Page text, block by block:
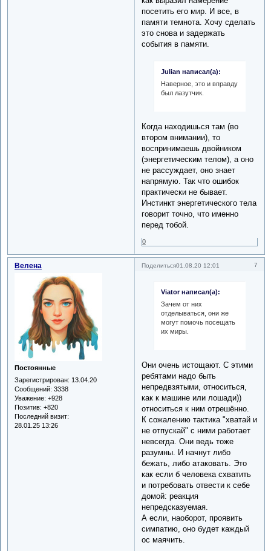
посетить его мир. И все, в
памяти темнота. Хочу сделать
это снова и задержать
события в памяти.
Julian написал(а):
Наверное, это и вправду
был лазутчик.
Когда находишься там (во
втором внимании), то
воспринимаешь двойником
(энергетическим телом), а оно
не рассуждает, оно знает
напрямую. Так что ошибок
практически не бывает.
Инстинкт энергетического тела
говорит точно, что именно
перед тобой.
0
Поделиться 7
01.08.20 12:01
Велена
Постоянные
Зарегистрирован: 13.04.20
Сообщений: 3338
Уважение: +928
Позитив: +820
Последний визит:
28.01.25 13:26
Viator написал(а):
Зачем от них
отделываться, они же
могут помочь посещать
их миры.
Они очень истощают. С этими
ребятами надо быть
непредвзятыми, относиться,
как к машине или лошади))
относиться к ним отрешённо.
К сожалению тактика "хватай и
не отпускай" с ними работает
невсегда. Они ведь тоже
разумны. И начнут либо
бежать, либо атаковать. Это
как если б человека схватить
и потребовать отвести к себе
домой: реакция
непредсказуемая.
А если, наоборот, проявить
симпатию, оно будет каждый
ос маячить.